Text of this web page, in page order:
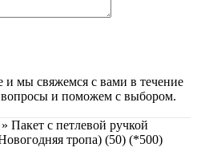
мы свяжемся с вами в течение
вопросы и поможем с выбором.
» Пакет с петлевой ручкой
тропа) (50) (*500)